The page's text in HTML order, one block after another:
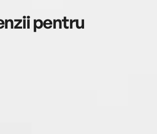
pentru